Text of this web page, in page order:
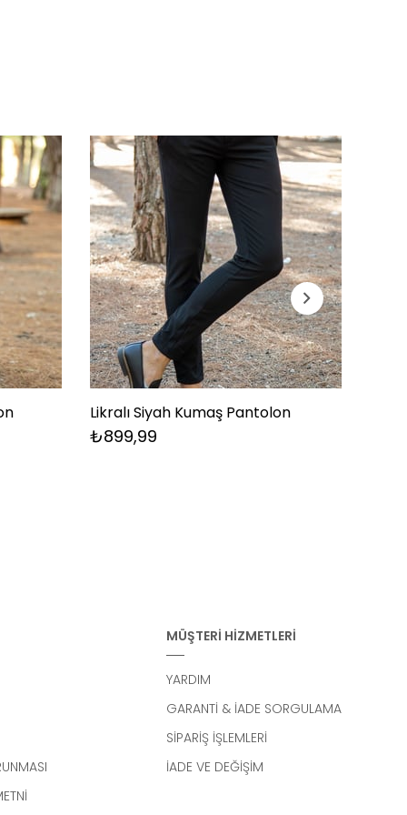
Likralı Siyah Kumaş Pantolon
₺899,99
MÜŞTERİ HİZMETLERİ
YARDIM
GARANTİ & İADE SORGULAMA
SİPARİŞ İŞLEMLERİ
İADE VE DEĞİŞİM